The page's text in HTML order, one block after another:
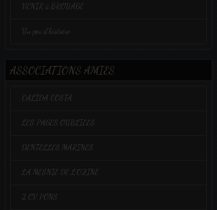
VENIR à BROUAGE
Un peu d'histoire
ASSOCIATIONS AMIES
CALIDA COSTA
LES PAGES OUBLIEES
DENTELLES MARINES
LA MESNIE DE L'OZINE
2 CV PONS